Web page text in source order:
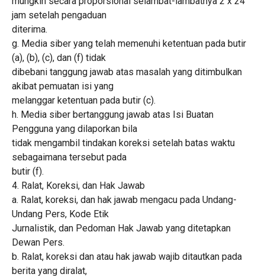
jam setelah pengaduan
diterima.
g. Media siber yang telah memenuhi ketentuan pada butir
(a), (b), (c), dan (f) tidak
dibebani tanggung jawab atas masalah yang ditimbulkan
akibat pemuatan isi yang
melanggar ketentuan pada butir (c).
h. Media siber bertanggung jawab atas Isi Buatan
Pengguna yang dilaporkan bila
tidak mengambil tindakan koreksi setelah batas waktu
sebagaimana tersebut pada
butir (f).
4. Ralat, Koreksi, dan Hak Jawab
a. Ralat, koreksi, dan hak jawab mengacu pada Undang-
Undang Pers, Kode Etik
Jurnalistik, dan Pedoman Hak Jawab yang ditetapkan
Dewan Pers.
b. Ralat, koreksi dan atau hak jawab wajib ditautkan pada
berita yang diralat,